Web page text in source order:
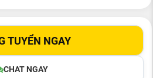
CHAT NGAY
TUYỂN NGAY